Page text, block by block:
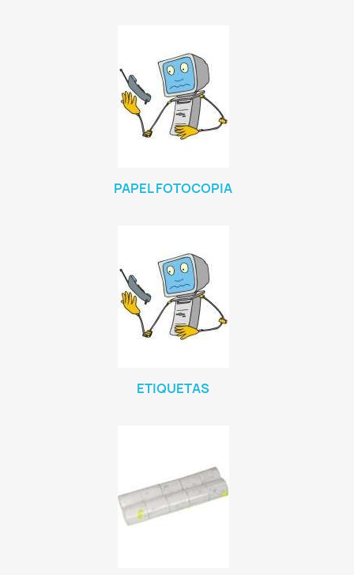
PAPEL FOTOCOPIA
ETIQUETAS